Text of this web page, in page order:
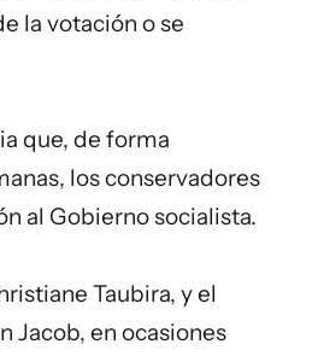
la votación o se
que, de forma
los conservadores
al Gobierno socialista.
Taubira, y el
Jacob, en ocasiones